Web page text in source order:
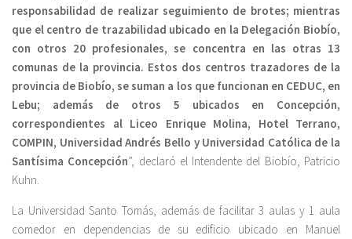
responsabilidad de realizar seguimiento de brotes; mientras
que el centro de trazabilidad ubicado en la Delegación Biobío,
con otros 20 profesionales, se concentra en las otras 13
comunas de la provincia. Estos dos centros trazadores de la
provincia de Biobío, se suman a los que funcionan en CEDUC, en
Lebu; además de otros 5 ubicados en Concepción,
correspondientes al Liceo Enrique Molina, Hotel Terrano,
COMPIN, Universidad Andrés Bello y Universidad Católica de la
Santísima Concepción”, declaró el Intendente del Biobío, Patricio
Kuhn.
La Universidad Santo Tomás, además de facilitar 3 aulas y 1 aula
comedor en dependencias de su edificio ubicado en Manuel